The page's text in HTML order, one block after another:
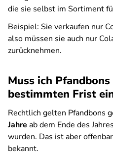
die sie selbst im Sortiment
Beispiel: Sie verkaufen nur
also müssen sie auch nur
zurücknehmen.
Muss ich
bestimmten Frist
Rechtlich gelten Pfandbons
Jahre ab dem Ende des
wurden. Das ist aber
bekannt.